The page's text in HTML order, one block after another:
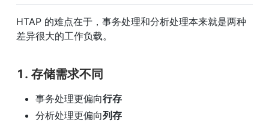
HTAP 的难点在于，事务处理和分析处理本来就是两种
差异很大的工作负载。
1. 存储需求不同
事务处理更偏向行存
分析处理更偏向列存